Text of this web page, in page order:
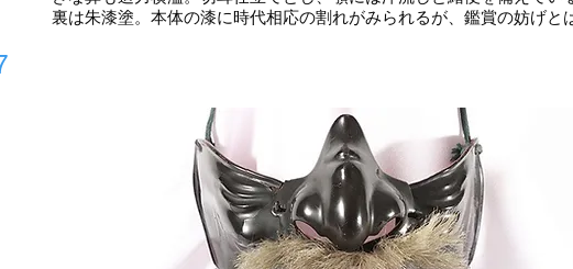
裏は朱漆塗。本体の漆に時代相応の割れがみられるが、鑑賞の妨げ